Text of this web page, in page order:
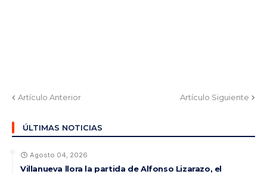
Artículo Anterior Artículo Siguiente
ÚLTIMAS NOTICIAS
Agosto 04, 2026
Villanueva llora la partida de Alfonso Lizarazo, el